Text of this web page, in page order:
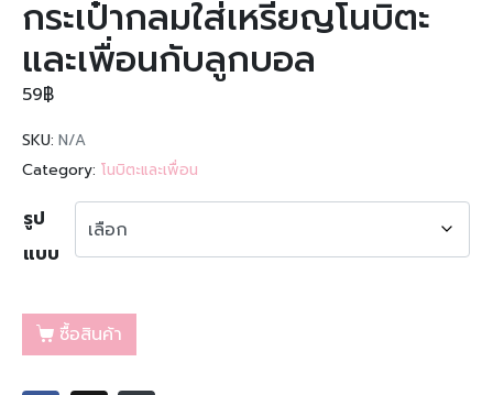
กระเป๋ากลมใส่เหรียญโนบิตะ
และเพื่อนกับลูกบอล
59฿
SKU: N/A
Category: โนบิตะและเพื่อน
รูป
แบบ
ซื้อสินค้า